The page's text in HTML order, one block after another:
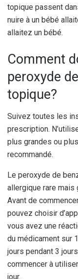
topique passent
nuire à un bébé
allaitez un bébé.
Comment
peroxyde
topique?
Suivez toutes les
prescription.
plus grandes ou
recommandé.
Le peroxyde de
allergique rare mais
Avant de
pouvez choisir
vous avez une
du médicament sur
jours pendant 3
commencer à
jour.